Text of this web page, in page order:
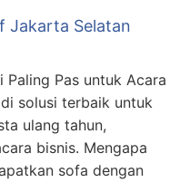
Jakarta Selatan
Paling Pas untuk Acara
solusi terbaik untuk
ulang tahun,
bisnis. Mengapa
sofa dengan